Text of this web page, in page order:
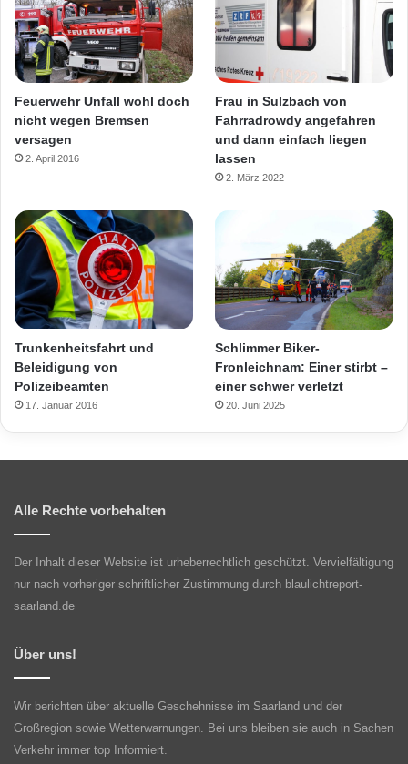
Feuerwehr Unfall wohl doch
nicht wegen Bremsen
versagen
2. April 2016
Frau in Sulzbach von
Fahrradrowdy angefahren
und dann einfach liegen
lassen
2. März 2022
Trunkenheitsfahrt und
Beleidigung von
Polizeibeamten
17. Januar 2016
Schlimmer Biker-
Fronleichnam: Einer stirbt –
einer schwer verletzt
20. Juni 2025
Alle Rechte vorbehalten
Der Inhalt dieser Website ist urheberrechtlich geschützt. Vervielfältigung
nur nach vorheriger schriftlicher Zustimmung durch blaulichtreport-
saarland.de
Über uns!
Wir berichten über aktuelle Geschehnisse im Saarland und der
Großregion sowie Wetterwarnungen. Bei uns bleiben sie auch in Sachen
Verkehr immer top Informiert.